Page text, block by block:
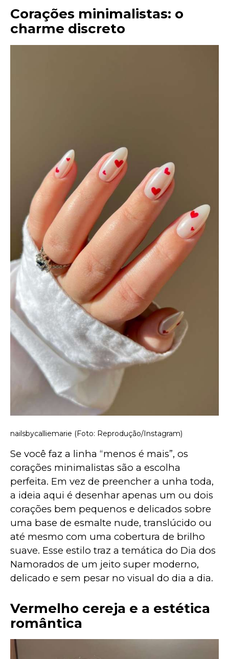
Corações minimalistas: o
charme discreto
nailsbycalliemarie (Foto: Reprodução/Instagram)
Se você faz a linha “menos é mais”, os
corações minimalistas são a escolha
perfeita. Em vez de preencher a unha toda,
a ideia aqui é desenhar apenas um ou dois
corações bem pequenos e delicados sobre
uma base de esmalte nude, translúcido ou
até mesmo com uma cobertura de brilho
suave. Esse estilo traz a temática do Dia dos
Namorados de um jeito super moderno,
delicado e sem pesar no visual do dia a dia.
Vermelho cereja e a estética
romântica